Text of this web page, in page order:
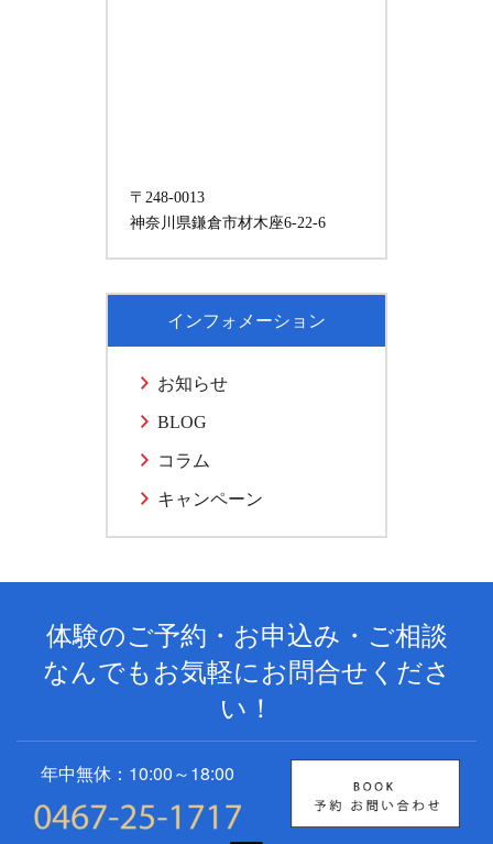
〒248-0013
神奈川県鎌倉市材木座6-22-6
インフォメーション
お知らせ
BLOG
コラム
キャンペーン
体験のご予約・お申込み・ご相談
なんでもお気軽にお問合せくださ
い！
年中無休：10:00～18:00